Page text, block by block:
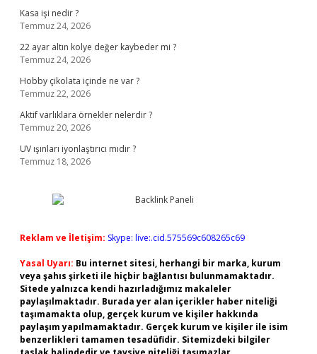
Kasa işi nedir ?
Temmuz 24, 2026
22 ayar altın kolye değer kaybeder mi ?
Temmuz 24, 2026
Hobby çikolata içinde ne var ?
Temmuz 22, 2026
Aktif varlıklara örnekler nelerdir ?
Temmuz 20, 2026
UV ışınları iyonlaştırıcı mıdır ?
Temmuz 18, 2026
Reklam ve İletişim: Skype: live:.cid.575569c608265c69
Yasal Uyarı: Bu internet sitesi, herhangi bir marka, kurum
veya şahıs şirketi ile hiçbir bağlantısı bulunmamaktadır.
Sitede yalnızca kendi hazırladığımız makaleler
paylaşılmaktadır. Burada yer alan içerikler haber niteliği
taşımamakta olup, gerçek kurum ve kişiler hakkında
paylaşım yapılmamaktadır. Gerçek kurum ve kişiler ile isim
benzerlikleri tamamen tesadüfidir. Sitemizdeki bilgiler